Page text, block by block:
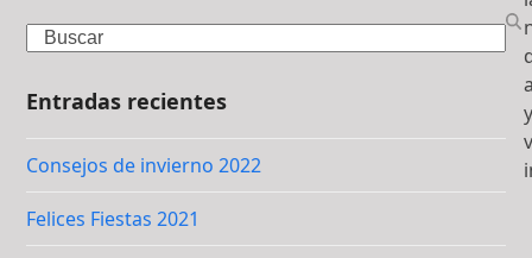
Search
Entradas recientes
Consejos de invierno 2022
Felices Fiestas 2021
y